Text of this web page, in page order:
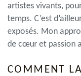
artistes vivants,
temps. C’est
exposés. Mon
de cœur et passion
COMMENT